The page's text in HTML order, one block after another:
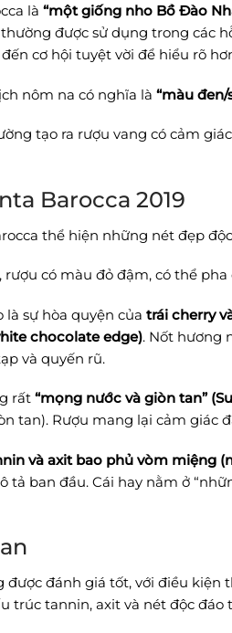
là “một giống nho Bồ Đào
được sử dụng trong các
cơ hội tuyệt vời để hiểu rõ
nôm na có nghĩa là “màu đen/
tạo ra rượu vang có cảm giác
Barocca 2019
thể hiện những nét đẹp
có màu đỏ đậm, có thể
sự hòa quyện của trái cherry
chocolate edge). Nốt hương
và quyến rũ.
rất “mọng nước và giòn tan”
tan). Rượu mang lại cảm giác
và axit bao phủ vòm miệng
ban đầu. Cái hay nằm ở
được đánh giá tốt, với điều
trúc tannin, axit và nét độc đáo